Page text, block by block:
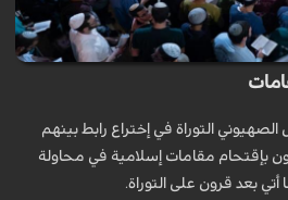
الصهيوني التوراة في إختراع رابط بينهم
بإقتحام مقامات إسلامية في محاولة
بعد قرون على التوراة.